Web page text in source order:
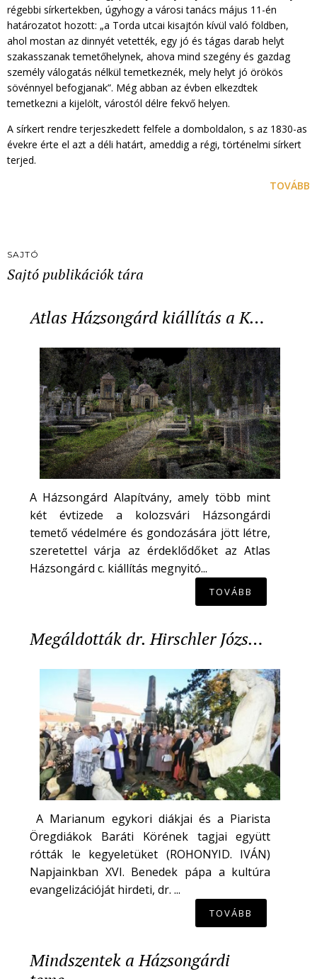
régebbi sírkertekben, úgyhogy a városi tanács május 11-én
határozatot hozott: „a Torda utcai kisajtón kívül való földben,
ahol mostan az dinnyét vetették, egy jó és tágas darab helyt
szakasszanak temetőhelynek, ahova mind szegény és gazdag
személy válogatás nélkül temetkeznék, mely helyt jó örökös
sövénnyel befogjanak”. Még abban az évben elkezdtek
temetkezni a kijelölt, várostól délre fekvő helyen.
A sírkert rendre terjeszkedett felfele a domboldalon, s az 1830-as
évekre érte el azt a déli határt, ameddig a régi, történelmi sírkert
terjed.
TOVÁBB
SAJTÓ
Sajtó publikációk tára
Atlas Házsongárd kiállítás a K…
A Házsongárd Alapítvány, amely több mint
két évtizede a kolozsvári Házsongárdi
temető védelmére és gondozására jött létre,
szeretettel várja az érdeklődőket az Atlas
Házsongárd c. kiállítás megnyitó...
TOVÁBB
Megáldották dr. Hirschler Józs…
A Marianum egykori diákjai és a Piarista
Öregdiákok Baráti Körének tagjai együtt
rótták le kegyeletüket (ROHONYID. IVÁN)
Napjainkban XVI. Benedek pápa a kultúra
evangelizációját hirdeti, dr. ...
TOVÁBB
Mindszentek a Házsongárdi